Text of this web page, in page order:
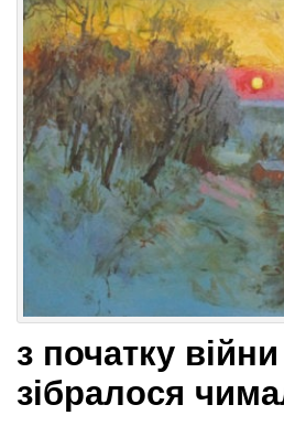
з початку
зібралося